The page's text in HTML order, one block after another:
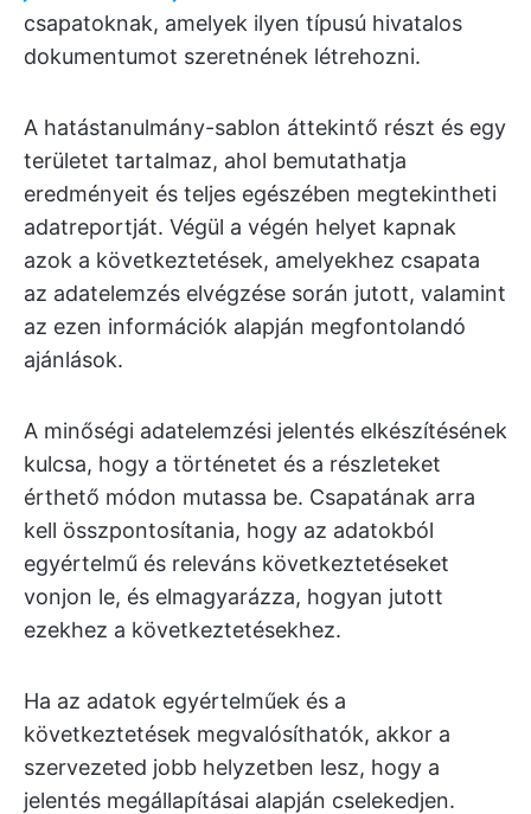
csapatoknak, amelyek ilyen típusú hivatalos
dokumentumot szeretnének létrehozni.
A hatástanulmány-sablon áttekintő részt és egy
területet tartalmaz, ahol bemutathatja
eredményeit és teljes egészében megtekintheti
adatreportját. Végül a végén helyet kapnak
azok a következtetések, amelyekhez csapata
az adatelemzés elvégzése során jutott, valamint
az ezen információk alapján megfontolandó
ajánlások.
A minőségi adatelemzési jelentés elkészítésének
kulcsa, hogy a történetet és a részleteket
érthető módon mutassa be. Csapatának arra
kell összpontosítania, hogy az adatokból
egyértelmű és releváns következtetéseket
vonjon le, és elmagyarázza, hogyan jutott
ezekhez a következtetésekhez.
Ha az adatok egyértelműek és a
következtetések megvalósíthatók, akkor a
szervezeted jobb helyzetben lesz, hogy a
jelentés megállapításai alapján cselekedjen.